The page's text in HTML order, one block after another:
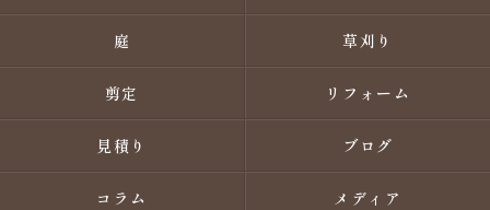
庭 草刈り
剪定 リフォーム
見積り ブログ
コラム メディア